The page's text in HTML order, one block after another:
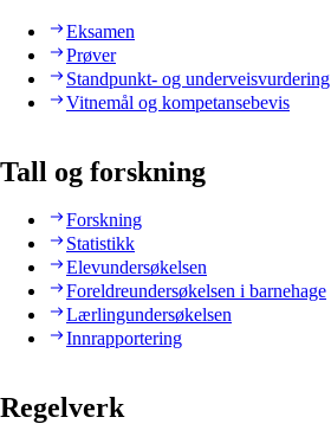
Eksamen
Prøver
Standpunkt- og underveisvurdering
Vitnemål og kompetansebevis
Tall og forskning
Forskning
Statistikk
Elevundersøkelsen
Foreldreundersøkelsen i barnehage
Lærlingundersøkelsen
Innrapportering
Regelverk